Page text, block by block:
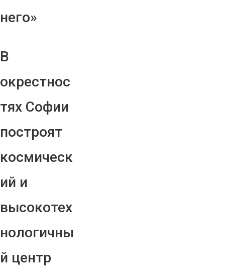
него»
В
окрестнос
тях Софии
построят
космическ
ий и
высокотех
нологичны
й центр